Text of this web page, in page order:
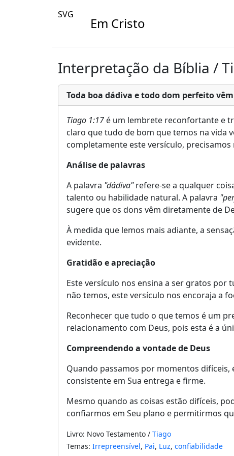
SVG
Em Cristo
Interpretação da Bíblia /
Toda boa dádiva e todo dom perfeito
Tiago 1:17 é um lembrete reconfortante e
claro que tudo de bom que temos na vida
completamente este versículo,
Análise de palavras
A palavra "dádiva"refere-se a qualquer
talento ou habilidade natural. A palavra
sugere que os dons vêm diretamente de
À medida que lemos mais adiante, a
evidente.
Gratidão e apreciação
Este versículo nos ensina a ser gratos por
não temos, este versículo nos encoraja a
Reconhecer que tudo o que temos é um
relacionamento com Deus, pois esta é a
Compreendendo a vontade de Deus
Quando passamos por momentos difíceis,
consistente em Sua entrega e firme.
Mesmo quando as coisas estão difíceis,
confiarmos em Seu plano e permitirmos
Livro: Novo Testamento / Tiago
Temas: Irrepreensível, Pai, Luz, confiabilidade